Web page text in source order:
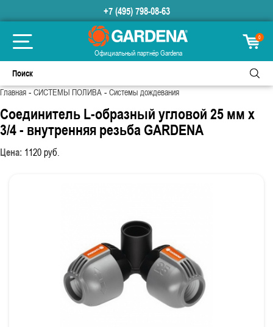
+7 (495) 798-08-63
Официальный партнёр Gardena
0
Главная-СИСТЕМЫ ПОЛИВА-Системы дождевания
Cоединитель L-образный угловой 25 мм х
3/4 - внутренняя резьба GARDENA
Цена: 1120руб.